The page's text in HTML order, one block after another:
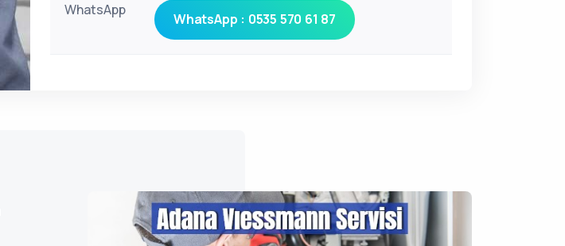
WhatsApp
WhatsApp : 0535 570 61 87